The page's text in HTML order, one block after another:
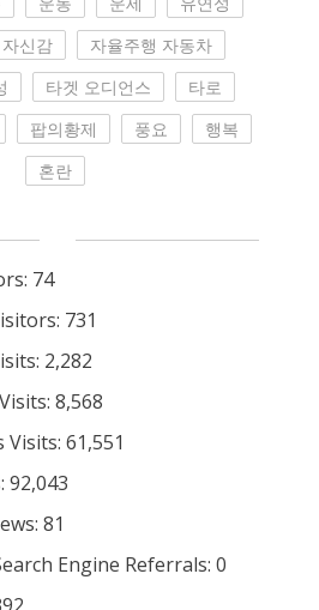
자신감
자율주행 자동차
타겟 오디언스
타로
팝의황제 풍요
행복
혼란
74
731
2,282
8,568
Visits:61,551
92,043
81
Engine Referrals:0